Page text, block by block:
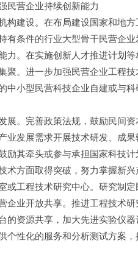
民营企业持续创新能力
构建设。在布局建设国家和地
有条件的行业大型骨干民营企
力。在实施创新人才推进计划
聚。进一步加强民营企业工程
中小型民营科技企业自建或与
展。完善政策法规，鼓励民间
业发展需求开展技术研发、成
励其牵头或参与承担国家科技
术方面取得突破，努力掌握新
或工程技术研究中心。研究制
企业开放共享。推进工程技术
的资源共享，加大先进实验仪
个性化的服务和分析测试方案